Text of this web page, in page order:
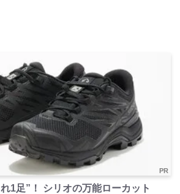
PR
1足”！ シリオの万能ローカット